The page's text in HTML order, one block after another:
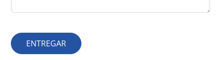
ENTREGAR